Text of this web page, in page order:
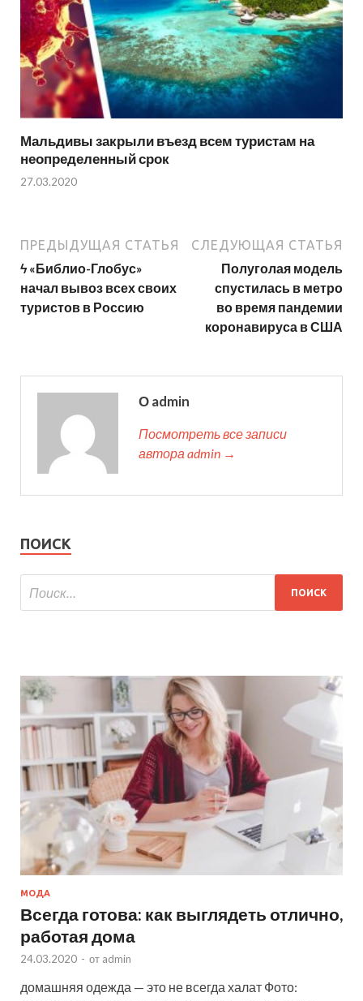
Мальдивы закрыли въезд всем туристам на
неопределенный срок
27.03.2020
ПРЕДЫДУЩАЯ СТАТЬЯ
ϟ «Библио-Глобус»
начал вывоз всех своих
туристов в Россию
СЛЕДУЮЩАЯ СТАТЬЯ
Полуголая модель
спустилась в метро
во время пандемии
коронавируса в США
О admin
Посмотреть все записи
автора admin →
ПОИСК
МОДА
Всегда готова: как выглядеть отлично,
работая дома
24.03.2020 - от admin
домашняя одежда — это не всегда халат Фото: